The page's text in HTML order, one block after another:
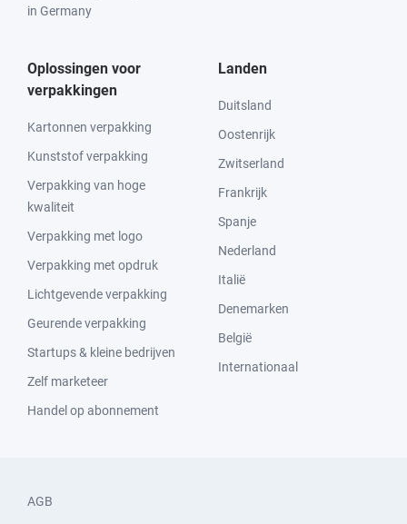
in Germany
Oplossingen voor
verpakkingen
Kartonnen verpakking
Kunststof verpakking
Verpakking van hoge
kwaliteit
Verpakking met logo
Verpakking met opdruk
Lichtgevende verpakking
Geurende verpakking
Startups & kleine bedrijven
Zelf marketeer
Handel op abonnement
Landen
Duitsland
Oostenrijk
Zwitserland
Frankrijk
Spanje
Nederland
Italië
Denemarken
België
Internationaal
AGB